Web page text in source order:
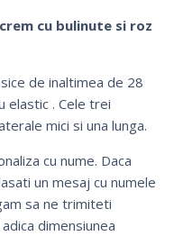
cu bulinute si roz
de inaltimea de 28
elastic . Cele trei
mici si una lunga.
cu nume. Daca
un mesaj cu numele
sa ne trimiteti
dimensiunea